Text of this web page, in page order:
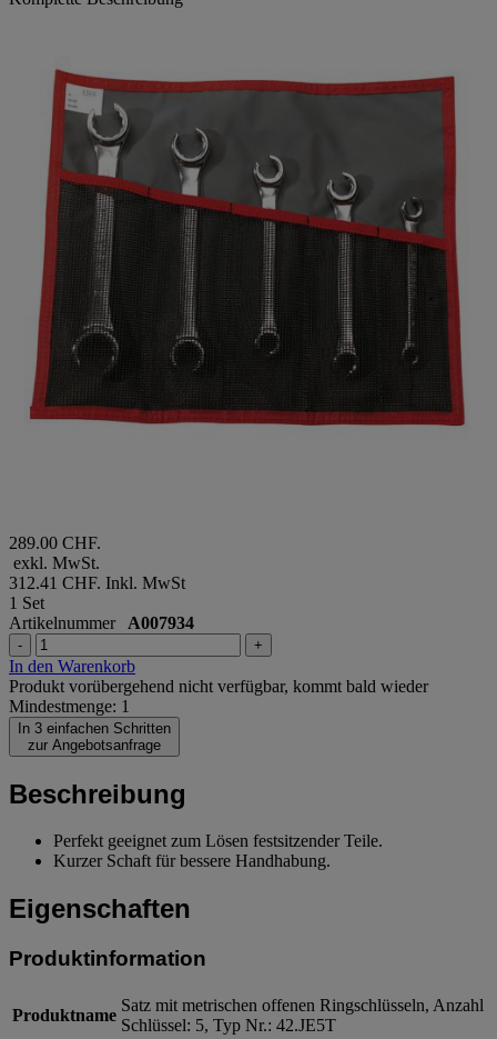
289.00 CHF.
exkl. MwSt.
312.41 CHF. Inkl. MwSt
1 Set
Artikelnummer A007934
- +
In den Warenkorb
Produkt vorübergehend nicht verfügbar, kommt bald wieder
Mindestmenge: 1
In 3 einfachen Schritten
zur Angebotsanfrage
Beschreibung
Perfekt geeignet zum Lösen festsitzender Teile.
Kurzer Schaft für bessere Handhabung.
Eigenschaften
Produktinformation
Produktname
Satz mit metrischen offenen Ringschlüsseln, Anzahl
Schlüssel: 5, Typ Nr.: 42.JE5T